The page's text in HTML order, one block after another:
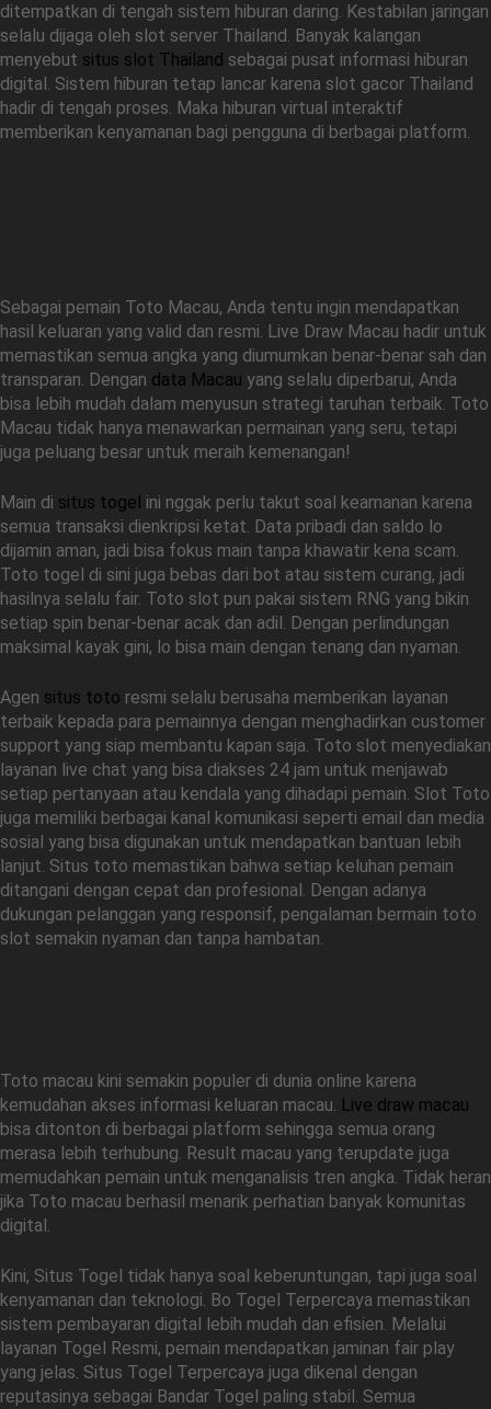
ditempatkan di tengah sistem hiburan daring. Kestabilan jaringan
selalu dijaga oleh slot server Thailand. Banyak kalangan
menyebut situs slot Thailand sebagai pusat informasi hiburan
digital. Sistem hiburan tetap lancar karena slot gacor Thailand
hadir di tengah proses. Maka hiburan virtual interaktif
memberikan kenyamanan bagi pengguna di berbagai platform.
Sebagai pemain Toto Macau, Anda tentu ingin mendapatkan
hasil keluaran yang valid dan resmi. Live Draw Macau hadir untuk
memastikan semua angka yang diumumkan benar-benar sah dan
transparan. Dengan data Macau yang selalu diperbarui, Anda
bisa lebih mudah dalam menyusun strategi taruhan terbaik. Toto
Macau tidak hanya menawarkan permainan yang seru, tetapi
juga peluang besar untuk meraih kemenangan!
Main di situs togel ini nggak perlu takut soal keamanan karena
semua transaksi dienkripsi ketat. Data pribadi dan saldo lo
dijamin aman, jadi bisa fokus main tanpa khawatir kena scam.
Toto togel di sini juga bebas dari bot atau sistem curang, jadi
hasilnya selalu fair. Toto slot pun pakai sistem RNG yang bikin
setiap spin benar-benar acak dan adil. Dengan perlindungan
maksimal kayak gini, lo bisa main dengan tenang dan nyaman.
Agen situs toto resmi selalu berusaha memberikan layanan
terbaik kepada para pemainnya dengan menghadirkan customer
support yang siap membantu kapan saja. Toto slot menyediakan
layanan live chat yang bisa diakses 24 jam untuk menjawab
setiap pertanyaan atau kendala yang dihadapi pemain. Slot Toto
juga memiliki berbagai kanal komunikasi seperti email dan media
sosial yang bisa digunakan untuk mendapatkan bantuan lebih
lanjut. Situs toto memastikan bahwa setiap keluhan pemain
ditangani dengan cepat dan profesional. Dengan adanya
dukungan pelanggan yang responsif, pengalaman bermain toto
slot semakin nyaman dan tanpa hambatan.
Toto macau kini semakin populer di dunia online karena
kemudahan akses informasi keluaran macau. Live draw macau
bisa ditonton di berbagai platform sehingga semua orang
merasa lebih terhubung. Result macau yang terupdate juga
memudahkan pemain untuk menganalisis tren angka. Tidak heran
jika Toto macau berhasil menarik perhatian banyak komunitas
digital.
Kini, Situs Togel tidak hanya soal keberuntungan, tapi juga soal
kenyamanan dan teknologi. Bo Togel Terpercaya memastikan
sistem pembayaran digital lebih mudah dan efisien. Melalui
layanan Togel Resmi, pemain mendapatkan jaminan fair play
yang jelas. Situs Togel Terpercaya juga dikenal dengan
reputasinya sebagai Bandar Togel paling stabil. Semua